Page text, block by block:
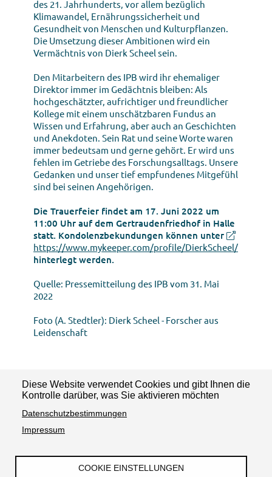
Diese Website verwendet Cookies und gibt Ihnen die
Kontrolle darüber, was Sie aktivieren möchten
Datenschutzbestimmungen
Impressum
COOKIE EINSTELLUNGEN
des 21. Jahrhunderts, vor allem bezüglich
Klimawandel, Ernährungssicherheit und
Gesundheit von Menschen und Kulturpflanzen.
Die Umsetzung dieser Ambitionen wird ein
Vermächtnis von Dierk Scheel sein.
Den Mitarbeitern des IPB wird ihr ehemaliger
Direktor immer im Gedächtnis bleiben: Als
hochgeschätzter, aufrichtiger und freundlicher
Kollege mit einem unschätzbaren Fundus an
Wissen und Erfahrung, aber auch an Geschichten
und Anekdoten. Sein Rat und seine Worte waren
immer bedeutsam und gerne gehört. Er wird uns
fehlen im Getriebe des Forschungsalltags. Unsere
Gedanken und unser tief empfundenes Mitgefühl
sind bei seinen Angehörigen.
Die Trauerfeier findet am 17. Juni 2022 um
11:00 Uhr auf dem Gertraudenfriedhof in Halle
statt. Kondolenz­bekundungen können unter
https://www.mykeeper.com/profile/DierkScheel/
hinterlegt werden.
Quelle: Pressemitteilung des IPB vom 31. Mai
2022
Foto (A. Stedtler): Dierk Scheel - Forscher aus
Leidenschaft
News teilen: